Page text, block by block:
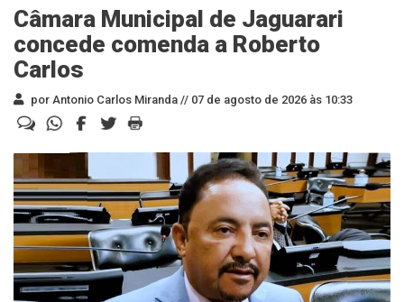
Câmara Municipal de Jaguarari
concede comenda a Roberto
Carlos
por Antonio Carlos Miranda // 07 de agosto de 2026 às 10:33